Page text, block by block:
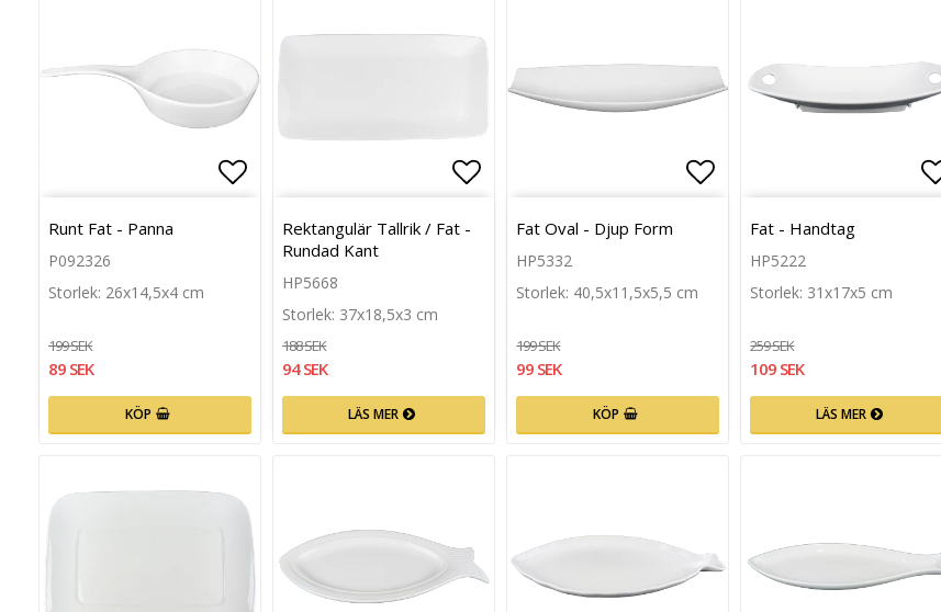
Lägg till i favoritlistan
Runt Fat - Panna
P092326
Storlek: 26x14,5x4 cm
199 SEK
89 SEK
KÖP
Lägg till i favoritlistan
Rektangulär Tallrik / Fat -
Rundad Kant
HP5668
Storlek: 37x18,5x3 cm
188 SEK
94 SEK
LÄS MER
Lägg till i
Fat Oval - Djup Form
HP5332
Storlek: 40,5x11,5x5,5 cm
199 SEK
99 SEK
KÖP
Fat - Handtag
HP5222
Storlek: 31x17x5 cm
259 SEK
109 SEK
LÄS MER